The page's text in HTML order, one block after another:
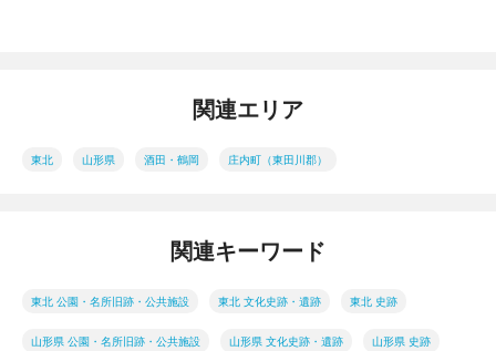
関連エリア
東北 山形県 酒田・鶴岡 庄内町（東田川郡）
関連キーワード
東北 公園・名所旧跡・公共施設 東北 文化史跡・遺跡 東北 史跡
山形県 公園・名所旧跡・公共施設 山形県 文化史跡・遺跡 山形県 史跡